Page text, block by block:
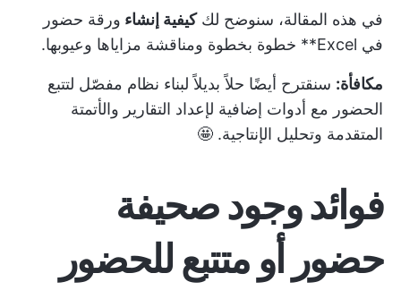
في هذه المقالة، سنوضح لككيفية إنشاء ورقة حضور
في Excel** خطوة بخطوة ومناقشة مزاياها وعيوبها.
مكافأة: سنقترح أيضًا حلاً بديلاً لبناء نظام مفصّل لتتبع
الحضور مع أدوات إضافية لإعداد التقارير والأتمتة
المتقدمة وتحليل الإنتاجية. 🤩
فوائد وجود صحيفة
حضور أو متتبع للحضور